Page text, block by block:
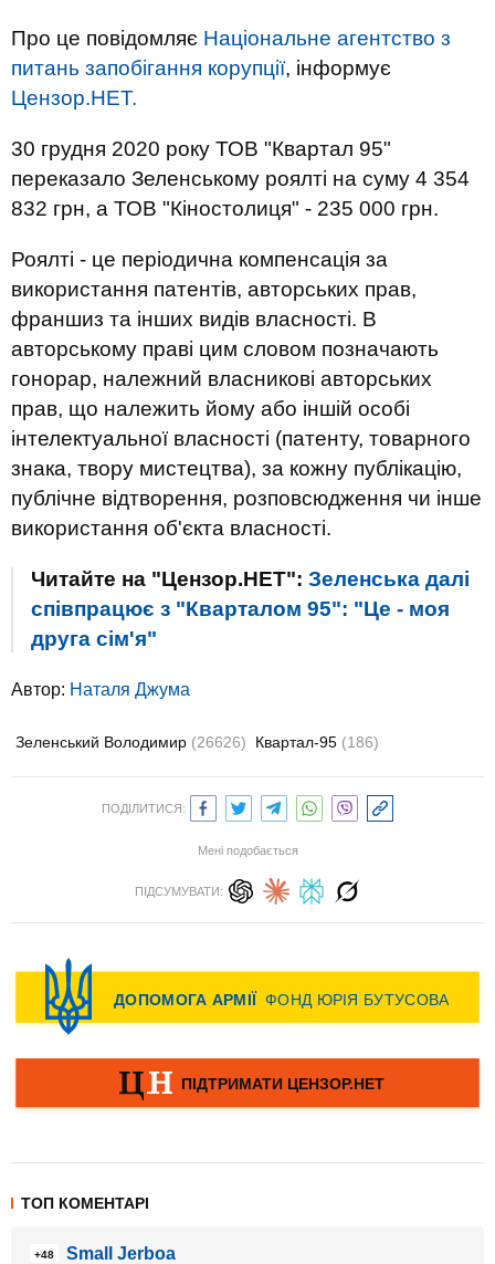
Про це повідомляє Національне агентство з
питань запобігання корупції, інформує
Цензор.НЕТ.
30 грудня 2020 року ТОВ "Квартал 95"
переказало Зеленському роялті на суму 4 354
832 грн, а ТОВ "Кіностолиця" - 235 000 грн.
Роялті - це періодична компенсація за
використання патентів, авторських прав,
франшиз та інших видів власності. В
авторському праві цим словом позначають
гонорар, належний власникові авторських
прав, що належить йому або іншій особі
інтелектуальної власності (патенту, товарного
знака, твору мистецтва), за кожну публікацію,
публічне відтворення, розповсюдження чи інше
використання об'єкта власності.
Читайте на "Цензор.НЕТ": Зеленська далі
співпрацює з "Кварталом 95": "Це - моя
друга сім'я"
Автор: Наталя Джума
Зеленський Володимир (26626) Квартал-95 (186)
ПОДІЛИТИСЯ:
Мені подобається
ПІДСУМУВАТИ:
ТОП КОМЕНТАРІ
+48 Small Jerboa